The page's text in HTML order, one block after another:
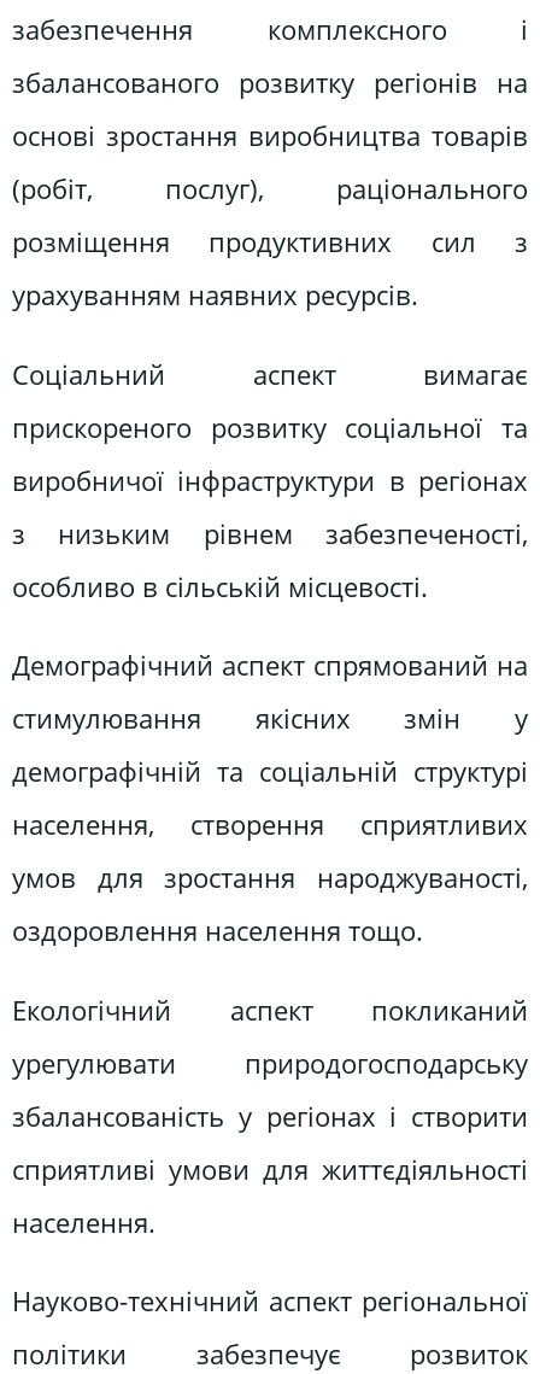
забезпечення комплексного і
збалансованого розвитку регіонів на
основі зростання виробництва товарів
(робіт, послуг), раціонального
розміщення продуктивних сил з
урахуванням наявних ресурсів.
Соціальний аспект вимагає
прискореного розвитку соціальної та
виробничої інфраструктури в регіонах
з низьким рівнем забезпеченості,
особливо в сільській місцевості.
Демографічний аспект спрямований на
стимулювання якісних змін у
демографічній та соціальній структурі
населення, створення сприятливих
умов для зростання народжуваності,
оздоровлення населення тощо.
Екологічний аспект покликаний
урегулювати природогосподарську
збалансованість у регіонах і створити
сприятливі умови для життєдіяльності
населення.
Науково-технічний аспект регіональної
політики забезпечує розвиток